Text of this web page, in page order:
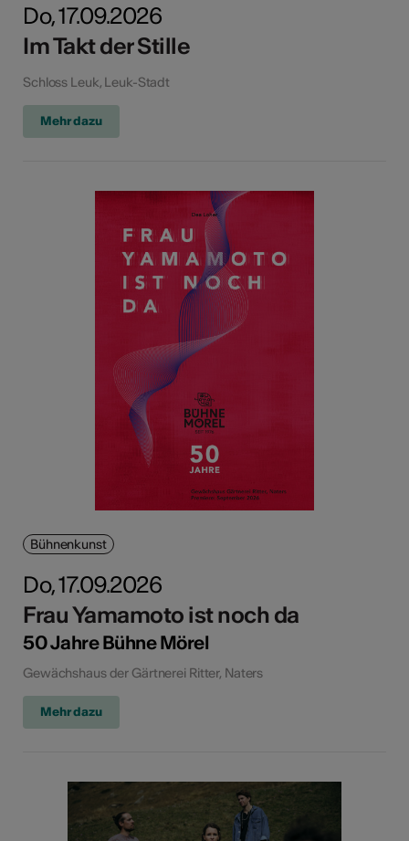
Do, 17.09.2026
Im Takt der Stille
Schloss Leuk, Leuk-Stadt
Mehr dazu
Bühnenkunst
Do, 17.09.2026
Frau Yamamoto ist noch da
50 Jahre Bühne Mörel
Gewächshaus der Gärtnerei Ritter, Naters
Mehr dazu